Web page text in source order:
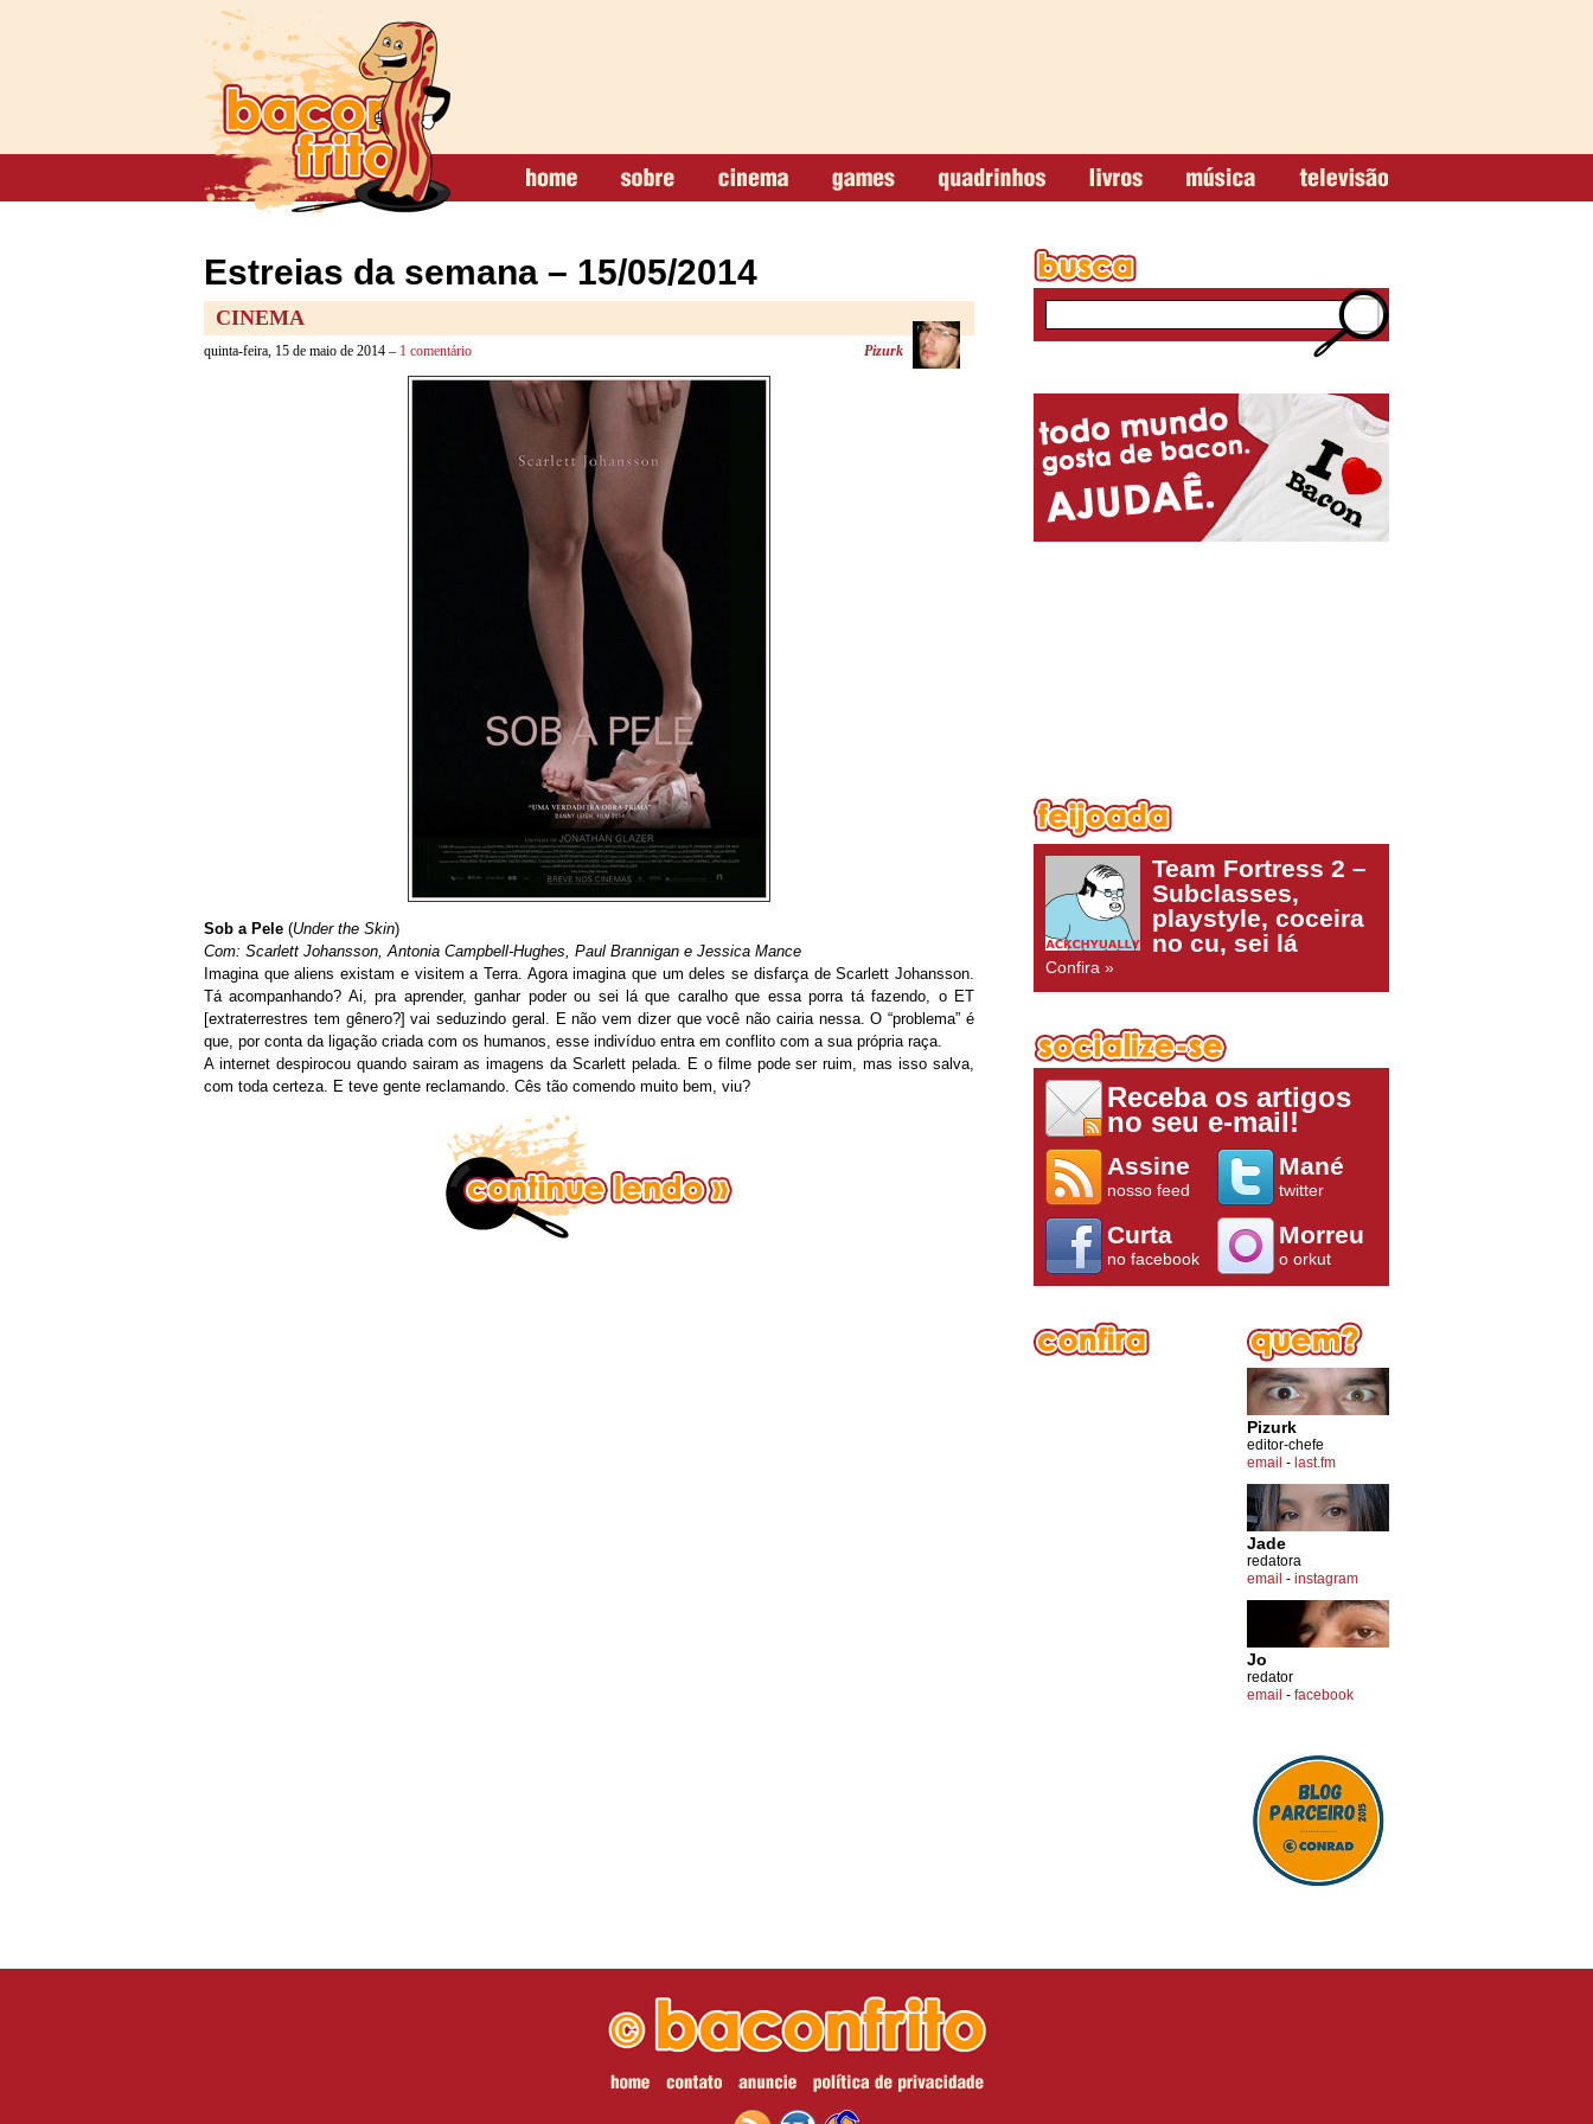
Estreias da semana – 15/05/2014
CINEMA
quinta-feira, 15 de maio de 2014 – 1 comentário Pizurk
Sob a Pele (Under the Skin)
Com: Scarlett Johansson, Antonia Campbell-Hughes, Paul Brannigan e Jessica Mance
Imagina que aliens existam e visitem a Terra. Agora imagina que um deles se disfarça de Scarlett Johansson.
Tá acompanhando? Ai, pra aprender, ganhar poder ou sei lá que caralho que essa porra tá fazendo, o ET
[extraterrestres tem gênero?] vai seduzindo geral. E não vem dizer que você não cairia nessa. O “problema” é
que, por conta da ligação criada com os humanos, esse indivíduo entra em conflito com a sua própria raça.
A internet despirocou quando sairam as imagens da Scarlett pelada. E o filme pode ser ruim, mas isso salva,
com toda certeza. E teve gente reclamando. Cês tão comendo muito bem, viu?
Team Fortress 2 –
Subclasses,
playstyle, coceira
no cu, sei lá
Confira »
Receba os artigos
no seu e-mail!
Assine
nosso feed
Mané
twitter
Curta
no facebook
Morreu
o orkut
Pizurk
editor-chefe
email - last.fm
Jade
redatora
email - instagram
Jo
redator
email - facebook